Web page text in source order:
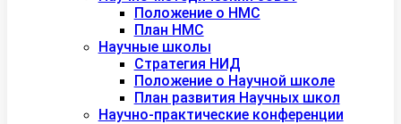
Положение о НМС
План НМС
Научные школы
Стратегия НИД
Положение о Научной школе
План развития Научных школ
Научно-практические конференции